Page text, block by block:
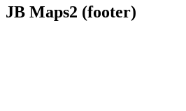
JB Maps2 (footer)